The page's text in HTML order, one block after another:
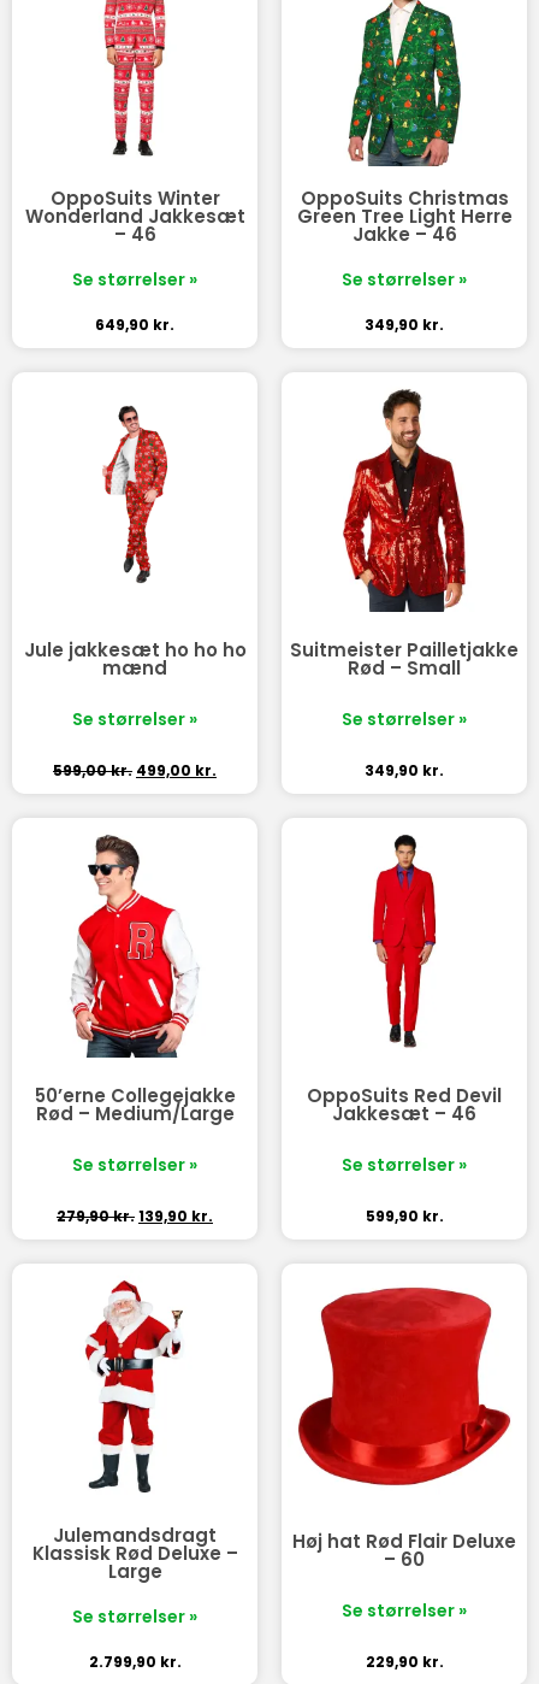
OppoSuits Winter
Wonderland Jakkesæt
– 46
Se størrelser »
649,90 kr.
OppoSuits Christmas
Green Tree Light Herre
Jakke – 46
Se størrelser »
349,90 kr.
Jule jakkesæt ho ho ho
mænd
Se størrelser »
599,00kr. 499,00 kr.
Suitmeister Pailletjakke
Rød – Small
Se størrelser »
349,90 kr.
50’erne Collegejakke
Rød – Medium/Large
Se størrelser »
279,90kr.139,90 kr.
OppoSuits Red Devil
Jakkesæt – 46
Se størrelser »
599,90 kr.
Julemandsdragt
Klassisk Rød Deluxe –
Large
Se størrelser »
2.799,90 kr.
Høj hat Rød Flair Deluxe
– 60
Se størrelser »
229,90 kr.